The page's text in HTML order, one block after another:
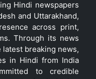
Hindi newspapers
and Uttarakhand,
across print,
Through its news
breaking news,
in Hindi from India
to credible